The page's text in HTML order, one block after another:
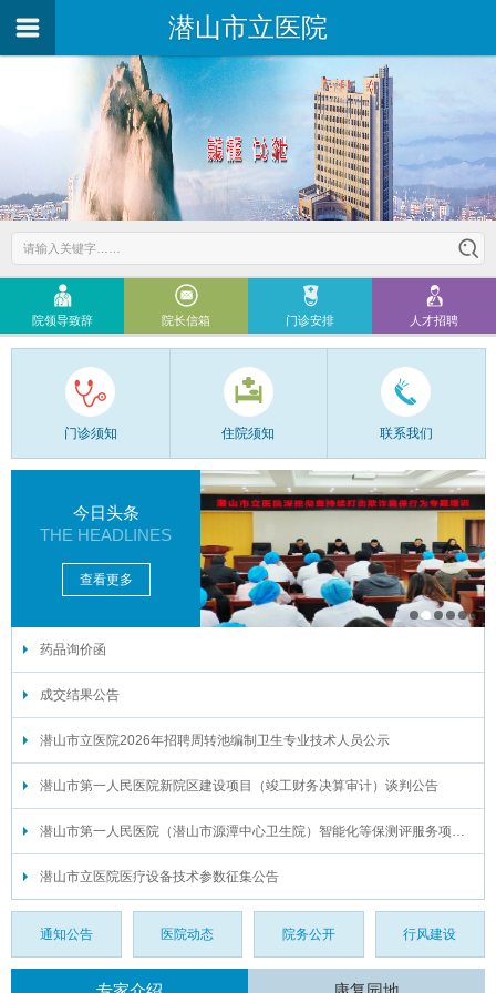
潜山市立医院
院领导致辞 院长信箱 门诊安排 人才招聘
门诊须知 住院须知 联系我们
今日头条
THE HEADLINES
查看更多
药品询价函
成交结果公告
潜山市立医院2026年招聘周转池编制卫生专业技术人员公示
潜山市第一人民医院新院区建设项目（竣工财务决算审计）谈判公告
潜山市第一人民医院（潜山市源潭中心卫生院）智能化等保测评服务项目谈判公告
潜山市立医院医疗设备技术参数征集公告
通知公告 医院动态 院务公开 行风建设